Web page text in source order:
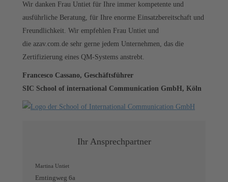
Wir danken Frau Untiet für Ihre immer kompetente und
ausführliche Beratung, für Ihre enorme Einsatzbereitschaft und
Freundlichkeit. Wir empfehlen Frau Untiet und
die azav.com.de sehr gerne jedem Unternehmen, das die
Zertifizierung eines QM-Systems anstrebt.
Francesco Cassano, Geschäftsführer
SIC School of international Communication GmbH, Köln
Ihr Ansprechpartner
Martina Untiet
Erntingweg 6a